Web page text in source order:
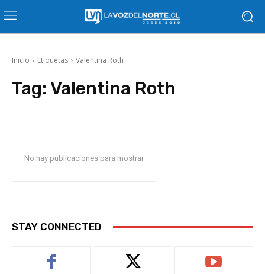
Inicio Etiquetas Valentina Roth
Tag: Valentina Roth
No hay publicaciones para mostrar
STAY CONNECTED